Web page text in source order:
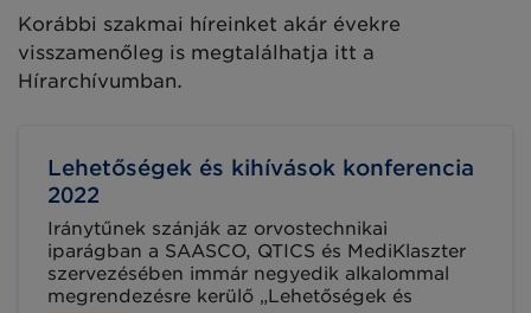
Korábbi szakmai híreinket akár évekre
visszamenőleg is megtalálhatja itt a
Hírarchívumban.
Lehetőségek és kihívások konferencia
2022
Iránytűnek szánják az orvostechnikai
iparágban a SAASCO, QTICS és MediKlaszter
szervezésében immár negyedik alkalommal
megrendezésre kerülő „Lehetőségek és